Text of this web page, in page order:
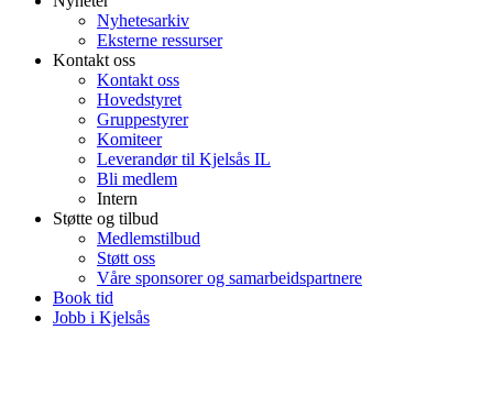
Nyhetesarkiv
Eksterne ressurser
Kontakt oss
Kontakt oss
Hovedstyret
Gruppestyrer
Komiteer
Leverandør til Kjelsås IL
Bli medlem
Intern
Støtte og tilbud
Medlemstilbud
Støtt oss
Våre sponsorer og samarbeidspartnere
Book tid
Jobb i Kjelsås